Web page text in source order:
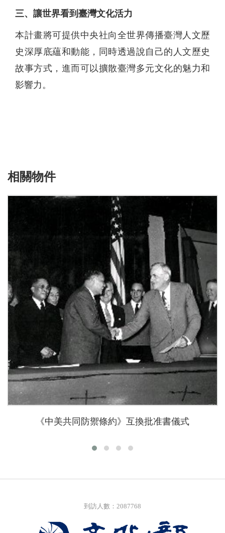
三、讓世界看到臺灣文化活力
本計畫將可提供中央社向全世界傳播臺灣人文歷
史深厚底蘊和動能，同時透過說自己的人文歷史
故事方式，進而可以擴散臺灣多元文化的魅力和
影響力。
相關物件
《中美共同防禦條約》互換批准書儀式
到訪人數：2087768